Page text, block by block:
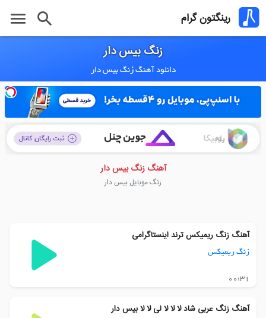
رینگتون گرام search
menu
زنگ بیس دار
دانلود آهنگ زنگ بیس دار
آهنگ زنگ بیس دار
زنگ موبایل بیس دار
آهنگ زنگ ریمیکس ترند اینستاگرامی
زنگ ریمیکس
00:31
آهنگ زنگ عربی شاد لا لا لا لی لا لا بیس دار